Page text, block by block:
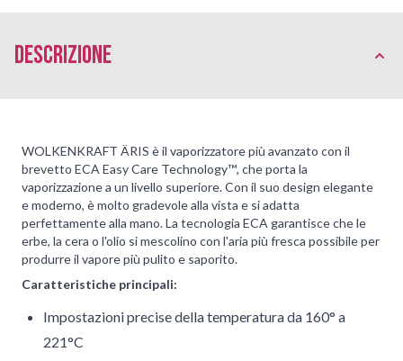
Descrizione
WOLKENKRAFT ÄRIS è il vaporizzatore più avanzato con il
brevetto ECA Easy Care Technology™️, che porta la
vaporizzazione a un livello superiore. Con il suo design elegante
e moderno, è molto gradevole alla vista e si adatta
perfettamente alla mano. La tecnologia ECA garantisce che le
erbe, la cera o l'olio si mescolino con l'aria più fresca possibile per
produrre il vapore più pulito e saporito.
Caratteristiche principali:
Impostazioni precise della temperatura da 160° a
221°C